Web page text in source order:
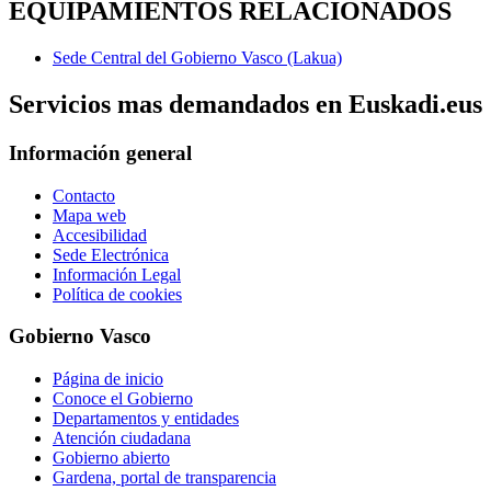
EQUIPAMIENTOS RELACIONADOS
Sede Central del Gobierno Vasco (Lakua)
Servicios mas demandados en Euskadi.eus
Información general
Contacto
Mapa web
Accesibilidad
Sede Electrónica
Información Legal
Política de cookies
Gobierno Vasco
Página de inicio
Conoce el Gobierno
Departamentos y entidades
Atención ciudadana
Gobierno abierto
Gardena, portal de transparencia